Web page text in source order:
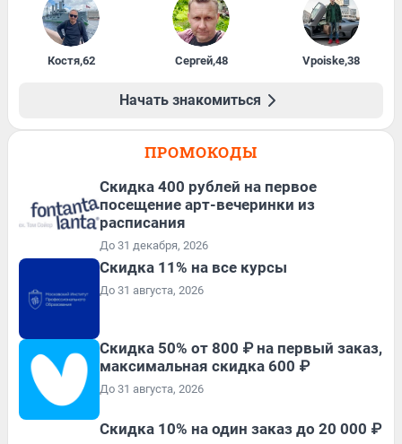
Костя,62 Сергей,48 Vpoiske,38
Начать знакомиться
ПРОМОКОДЫ
Cкидка 400 рублей на первое
посещение арт-вечеринки из
расписания
До 31 декабря, 2026
Скидка 11% на все курсы
До 31 августа, 2026
Скидка 50% от 800 ₽ на первый заказ,
максимальная скидка 600 ₽
До 31 августа, 2026
Скидка 10% на один заказ до 20 000 ₽